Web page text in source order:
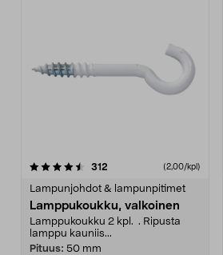
312 (2,00/kpl)
Lampunjohdot & lampunpitimet
Lamppukoukku, valkoinen
Lamppukoukku 2 kpl. . Ripusta
lamppu kauniis...
Pituus: 50 mm
4.5 viidestä